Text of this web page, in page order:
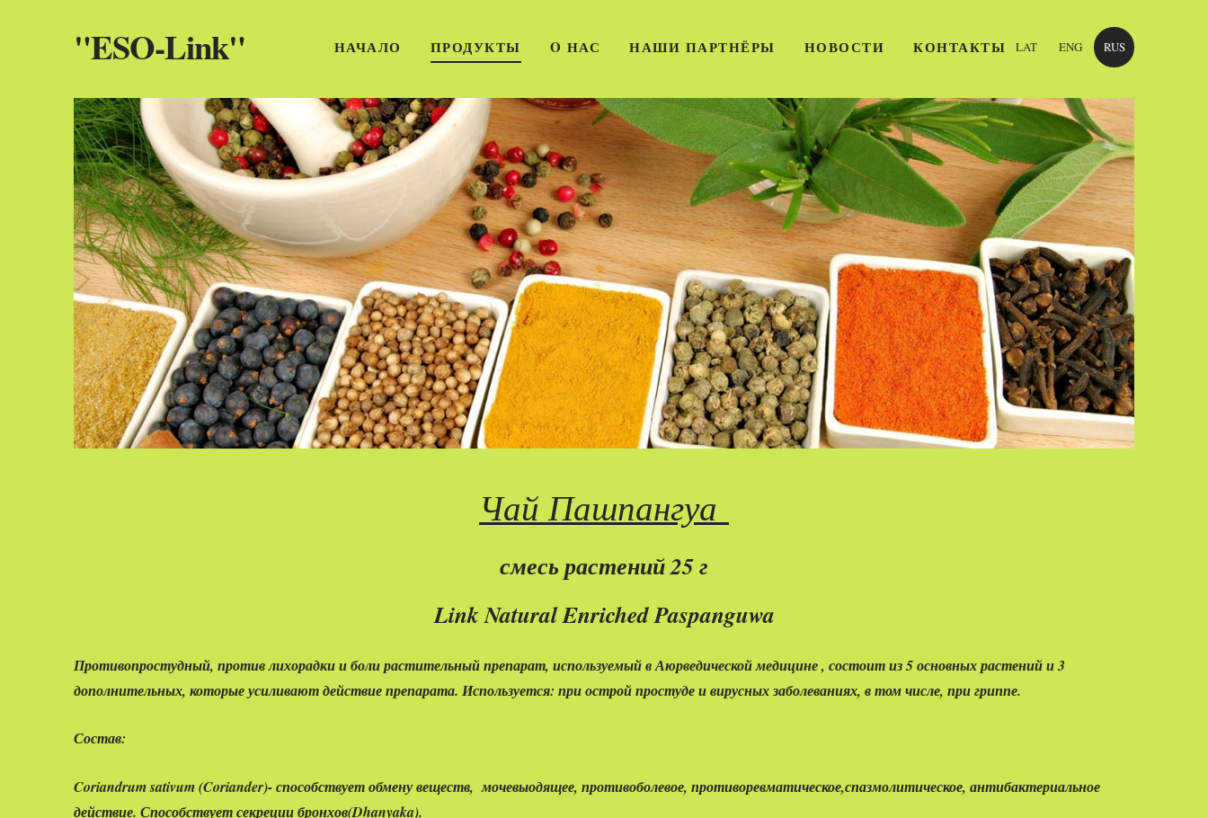
"ESO-Link" НАЧАЛО ПРОДУКТЫ O НАС НАШИ ПАРТНЁРЫ НОВОСТИ КОНТАКТЫ LAT ENG RUS
Чай Пашпангуа
смесь растений 25 г
Link Natural Enriched Paspanguwa
Противопростудный, против лихорадки и боли растительный препарат, используемый в Аюрведической медицине , состоит из 5 основных растений и 3
дополнительных, которые усиливают действие препарата. Используется: при острой простуде и вирусных заболеваниях, в том числе, при гриппе.
Состав:
Coriandrum sativum(Coriander)- способствует обмену веществ, мочевыодящее, противоболевое, противоревматическое,спазмолитическое, антибактериальное
действие. Способствует секреции бронхов(Dhanyaka).